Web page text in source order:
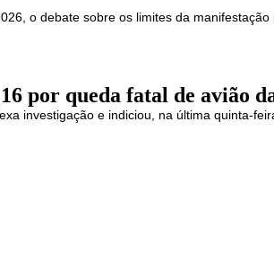
o debate sobre os limites da
por queda fatal de avião
investigação e indiciou, na última quinta-